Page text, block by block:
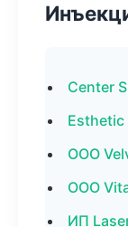
Center
ООО
ООО
ИП